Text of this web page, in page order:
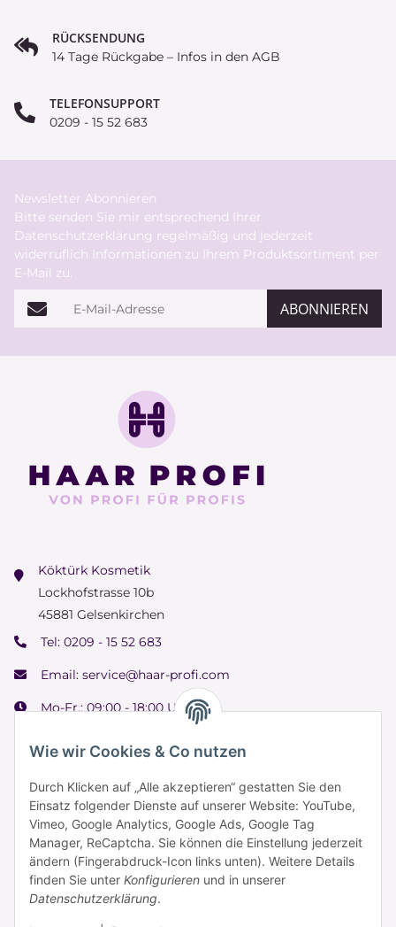
Wie wir Cookies & Co nutzen
Durch Klicken auf „Alle akzeptieren“ gestatten Sie den
Einsatz folgender Dienste auf unserer Website: YouTube,
Vimeo, Google Analytics, Google Ads, Google Tag
Manager, ReCaptcha. Sie können die Einstellung jederzeit
ändern (Fingerabdruck-Icon links unten). Weitere Details
finden Sie unter Konfigurieren und in unserer
Datenschutzerklärung.
RÜCKSENDUNG
14 Tage Rückgabe – Infos in den AGB
TELEFONSUPPORT
0209 - 15 52 683
Newsletter Abonnieren
Bitte senden Sie mir entsprechend Ihrer
Datenschutzerklärung regelmäßig und jederzeit
widerruflich Informationen zu Ihrem Produktsortiment per
E-Mail zu.
E-Mail-Adresse ABONNIEREN
Köktürk Kosmetik
Lockhofstrasse 10b
45881 Gelsenkirchen
Tel: 0209 - 15 52 683
Email: service@haar-profi.com
Mo-Fr.: 09:00 - 18:00 Uhr
Samstag: 09:00 - 15:00 Uhr
Informationen
Zahlung & Versand